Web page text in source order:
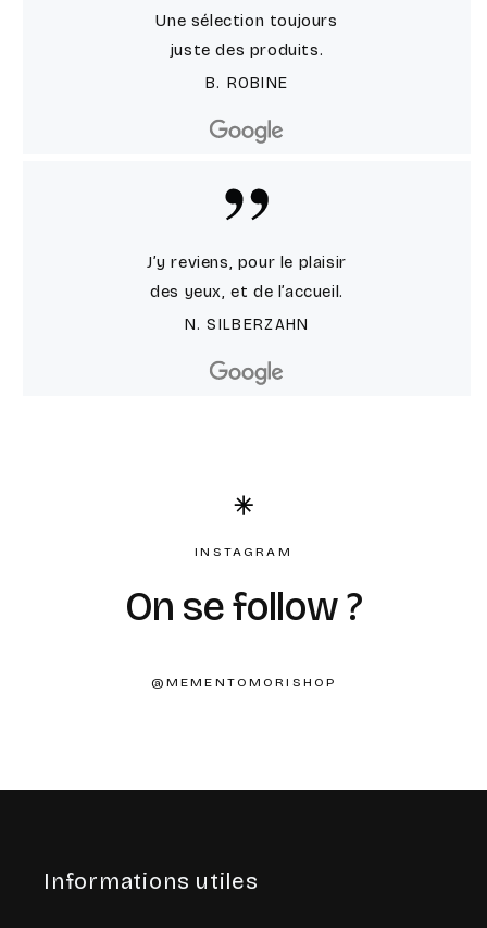
Une sélection toujours
juste des produits.
B. ROBINE
J’y reviens, pour le plaisir
des yeux, et de l’accueil.
N. SILBERZAHN
INSTAGRAM
On se follow ?
@MEMENTOMORISHOP
Informations utiles